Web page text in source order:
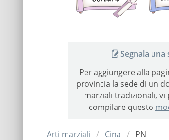
Segnala una
Per aggiungere alla
provincia la sede di un
marziali tradizionali, vi
compilare questo
Arti marziali Cina PN